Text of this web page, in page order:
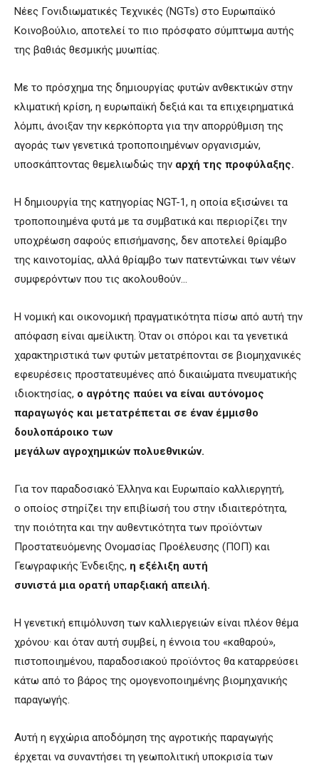
Νέες Γονιδιωματικές Τεχνικές (NGTs) στο Ευρωπαϊκό
Κοινοβούλιο, αποτελεί το πιο πρόσφατο σύμπτωμα αυτής
της βαθιάς θεσμικής μυωπίας.
Με το πρόσχημα της δημιουργίας φυτών ανθεκτικών στην
κλιματική κρίση, η ευρωπαϊκή δεξιά και τα επιχειρηματικά
λόμπι, άνοιξαν την κερκόπορτα για την απορρύθμιση της
αγοράς των γενετικά τροποποιημένων οργανισμών,
υποσκάπτοντας θεμελιωδώς την αρχή της προφύλαξης.
Η δημιουργία της κατηγορίας NGT-1, η οποία εξισώνει τα
τροποποιημένα φυτά με τα συμβατικά και περιορίζει την
υποχρέωση σαφούς επισήμανσης, δεν αποτελεί θρίαμβο
της καινοτομίας, αλλά θρίαμβο των πατεντώνκαι των νέων
συμφερόντων που τις ακολουθούν…
Η νομική και οικονομική πραγματικότητα πίσω από αυτή την
απόφαση είναι αμείλικτη. Όταν οι σπόροι και τα γενετικά
χαρακτηριστικά των φυτών μετατρέπονται σε βιομηχανικές
εφευρέσεις προστατευμένες από δικαιώματα πνευματικής
ιδιοκτησίας, ο αγρότης παύει να είναι αυτόνομος
παραγωγός και μετατρέπεται σε έναν έμμισθο
δουλοπάροικο των
μεγάλων αγροχημικών πολυεθνικών.
Για τον παραδοσιακό Έλληνα και Ευρωπαίο καλλιεργητή,
ο οποίος στηρίζει την επιβίωσή του στην ιδιαιτερότητα,
την ποιότητα και την αυθεντικότητα των προϊόντων
Προστατευόμενης Ονομασίας Προέλευσης (ΠΟΠ) και
Γεωγραφικής Ένδειξης, η εξέλιξη αυτή
συνιστά μια ορατή υπαρξιακή απειλή.
Η γενετική επιμόλυνση των καλλιεργειών είναι πλέον θέμα
χρόνου· και όταν αυτή συμβεί, η έννοια του «καθαρού»,
πιστοποιημένου, παραδοσιακού προϊόντος θα καταρρεύσει
κάτω από το βάρος της ομογενοποιημένης βιομηχανικής
παραγωγής.
Αυτή η εγχώρια αποδόμηση της αγροτικής παραγωγής
έρχεται να συναντήσει τη γεωπολιτική υποκρισία των